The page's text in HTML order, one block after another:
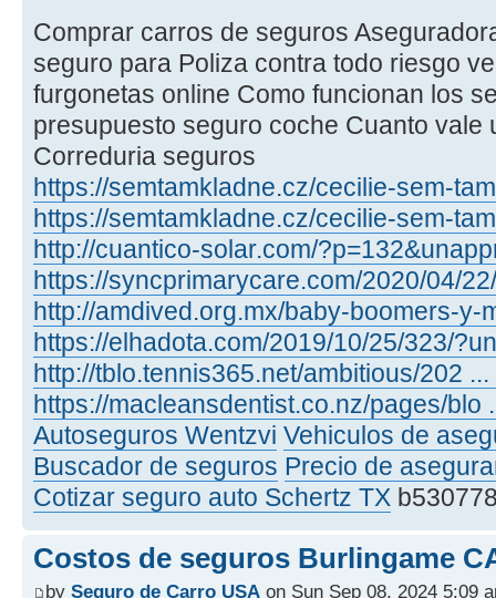
Comprar carros de seguros
seguro para Poliza contra todo riesgo
furgonetas online Como funcionan los
presupuesto seguro coche Cuanto vale
Correduria seguros
https://semtamkladne.cz/cecilie-sem-
https://semtamkladne.cz/cecilie-sem-
http://cuantico-solar.com/
https://syncprimarycare.com/2020/04/
http://amdived.org.mx/baby-boomers-y-
https://elhadota.com/2019/10/25/323/
http://tblo.tennis365.net/ambitious/202
https://macleansdentist.co.nz/pages/blo
Autoseguros Wentzvi Vehiculos de
Buscador de seguros Precio de
Cotizar seguro auto Schertz TX
Costos de seguros Burlingame
by Seguro de Carro USA on Sun Sep 08, 2024 5:09